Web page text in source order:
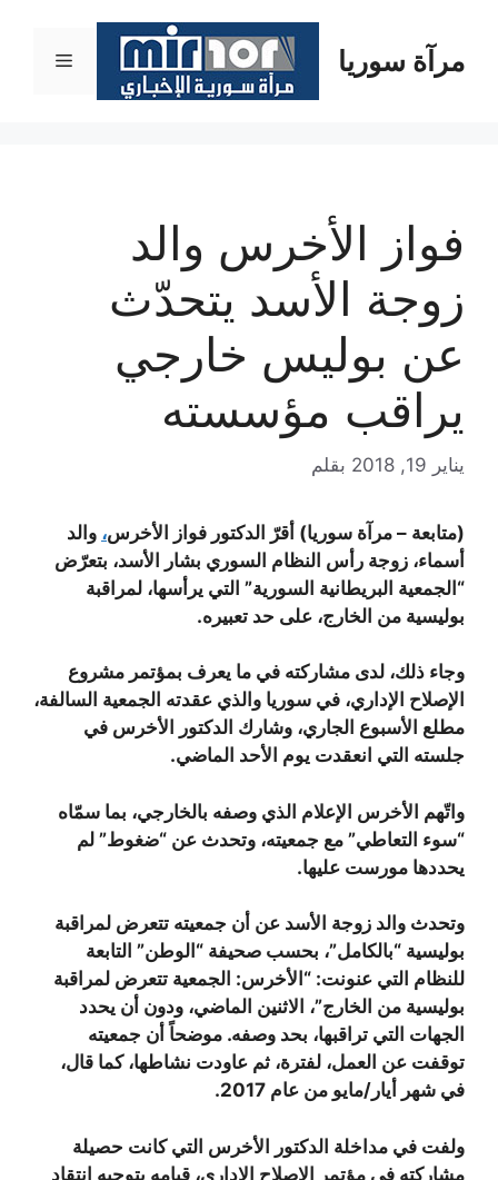
المحتوىمرآة سوريا القائمة
فواز الأخرس والد
زوجة الأسد يتحدّث
عن بوليس خارجي
يراقب مؤسسته
يناير 19, 2018 بقلم
(متابعة – مرآة سوريا) أقرّ الدكتور فواز الأخرس، والد
أسماء، زوجة رأس النظام السوري بشار الأسد، بتعرّض
“الجمعية البريطانية السورية” التي يرأسها، لمراقبة
بوليسية من الخارج، على حد تعبيره.
وجاء ذلك، لدى مشاركته في ما يعرف بمؤتمر مشروع
الإصلاح الإداري، في سوريا والذي عقدته الجمعية السالفة،
مطلع الأسبوع الجاري، وشارك الدكتور الأخرس في
جلسته التي انعقدت يوم الأحد الماضي.
واتّهم الأخرس الإعلام الذي وصفه بالخارجي، بما سمّاه
“سوء التعاطي” مع جمعيته، وتحدث عن “ضغوط” لم
يحددها مورست عليها.
وتحدث والد زوجة الأسد عن أن جمعيته تتعرض لمراقبة
بوليسية “بالكامل”، بحسب صحيفة “الوطن” التابعة
للنظام التي عنونت: “الأخرس: الجمعية تتعرض لمراقبة
بوليسية من الخارج”، الاثنين الماضي، ودون أن يحدد
الجهات التي تراقبها، بحد وصفه. موضحاً أن جمعيته
توقفت عن العمل، لفترة، ثم عاودت نشاطها، كما قال،
في شهر أيار/مايو من عام 2017.
ولفت في مداخلة الدكتور الأخرس التي كانت حصيلة
مشاركته في مؤتمر الإصلاح الإداري، قيامه بتوجيه انتقاد